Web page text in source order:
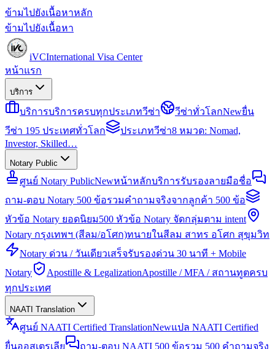
ข้ามไปยังเนื้อหาหลัก
ข้ามไปยังเนื้อหา
iVCInternational Visa Center
หน้าแรก
บริการ
บริการบริการครบทุกประเภทวีซ่า วีซ่าทั่วโลกNewยื่น
วีซ่า 195 ประเทศทั่วโลก
ประเภทวีซ่า8 หมวด: Nomad,
Investor, Skilled…
Notary Public
ศูนย์ Notary PublicNewหน้าหลักบริการรับรองลายมือชื่อ
ถาม-ตอบ Notary 500 ข้อรวมคำถามจริงจากลูกค้า 500 ข้อ
หัวข้อ Notary ยอดนิยม500 หัวข้อ Notary จัดกลุ่มตาม intent
Notary กรุงเทพฯ (สีลม/อโศก)ทนายในสีลม สาทร อโศก สุขุมวิท
Notary ด่วน / วันเดียวเสร็จรับรองด่วน 30 นาที + Mobile
Notary
Apostille & LegalizationApostille / MFA / สถานทูตครบ
ทุกประเทศ
NAATI Translation
ศูนย์ NAATI Certified TranslationNewแปล NAATI Certified
ยื่นออสเตรเลีย
ถาม-ตอบ NAATI 500 ข้อรวม 500 คำถามจริง